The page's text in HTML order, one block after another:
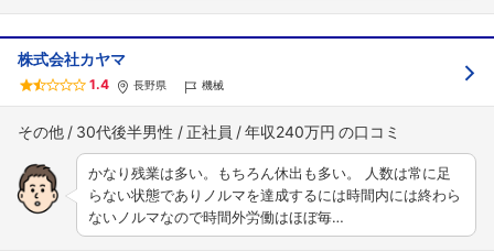
株式会社カヤマ
1.4 長野県 機械
その他 30代後半男性 正社員 年収240万円
かなり残業は多い。もちろん休出も多い。 人数は常に足
らない状態でありノルマを達成するには時間内には終わら
ないノルマなので時間外労働はほぼ毎…